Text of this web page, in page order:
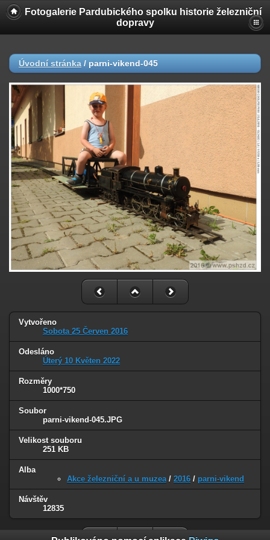
Fotogalerie Pardubického spolku historie železniční
dopravy
Úvodní stránka / parni-vikend-045
Vytvořeno
Sobota 25 Červen 2016
Odesláno
Úterý 10 Květen 2022
Rozměry
1000*750
Soubor
parni-vikend-045.JPG
Velikost souboru
251 KB
Alba
Akce železniční a u muzea / 2016 / parni-vikend
Návštěv
12835